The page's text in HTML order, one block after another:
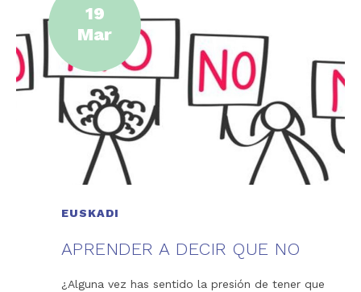
19
Mar
EUSKADI
APRENDER A DECIR QUE NO
¿Alguna vez has sentido la presión de tener que